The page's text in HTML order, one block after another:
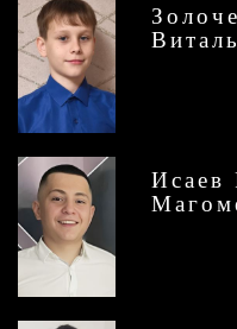
Исаев